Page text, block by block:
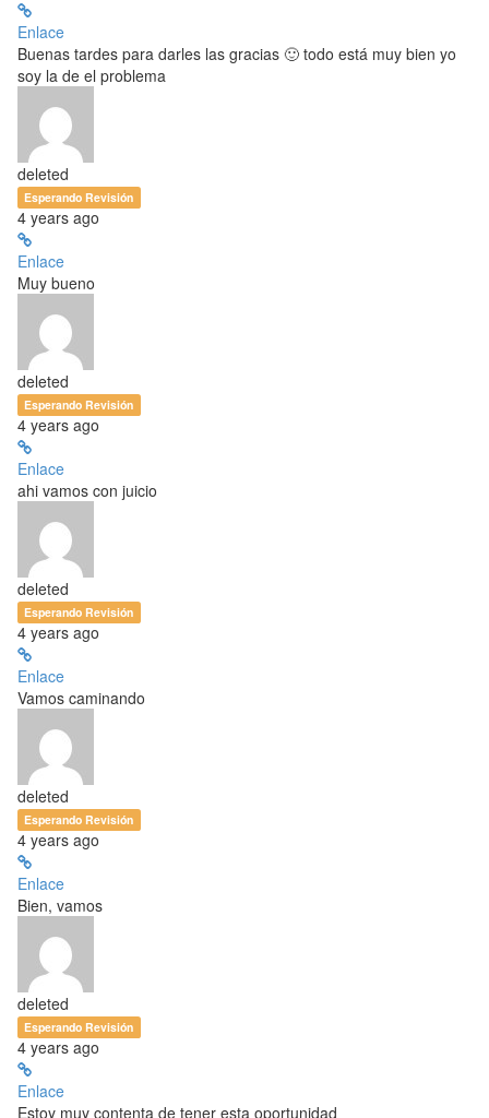
Enlace
Buenas tardes para darles las gracias 🙂 todo está muy bien yo
soy la de el problema
deleted
Esperando Revisión
4 years ago
Enlace
Muy bueno
deleted
Esperando Revisión
4 years ago
Enlace
ahi vamos con juicio
deleted
Esperando Revisión
4 years ago
Enlace
Vamos caminando
deleted
Esperando Revisión
4 years ago
Enlace
Bien, vamos
deleted
Esperando Revisión
4 years ago
Enlace
Estoy muy contenta de tener esta oportunidad